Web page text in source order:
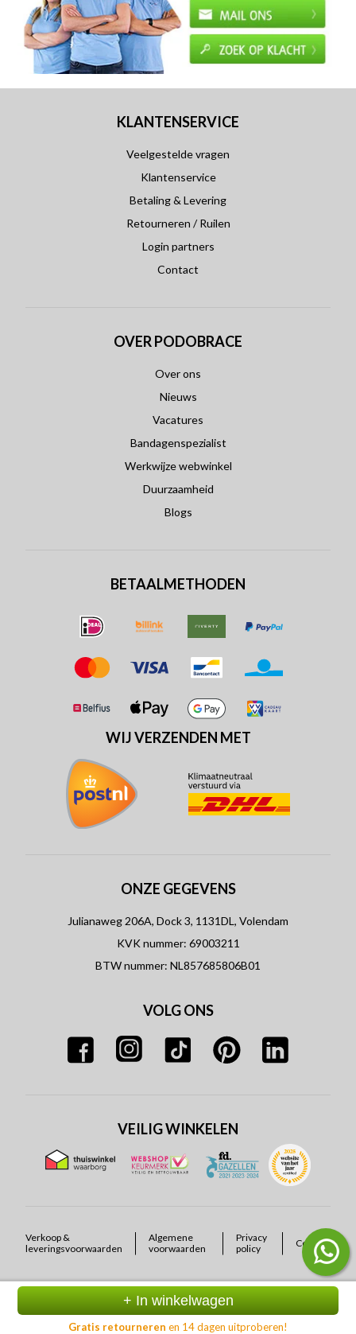
+ In winkelwagen
Gratis retourneren en 14 dagen uitproberen!
KLANTENSERVICE
Veelgestelde vragen
Klantenservice
Betaling & Levering
Retourneren / Ruilen
Login partners
Contact
OVER PODOBRACE
Over ons
Nieuws
Vacatures
Bandagenspezialist
Werkwijze webwinkel
Duurzaamheid
Blogs
BETAALMETHODEN
WIJ VERZENDEN MET
ONZE GEGEVENS
Julianaweg 206A, Dock 3, 1131DL, Volendam
KVK nummer: 69003211
BTW nummer: NL857685806B01
VOLG ONS
Verkoop &
leveringsvoorwaarden
Algemene
voorwaarden
Privacy
policy
Cookies
VEILIG WINKELEN